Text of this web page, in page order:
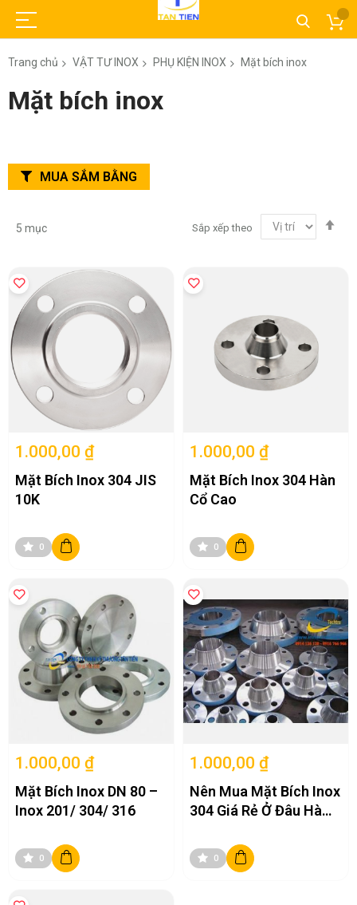
Trang chủ VẬT TƯ INOX PHỤ KIỆN INOX Mặt bích inox
Mặt bích inox
5 mục Sắp xếp theo
1.000,00 ₫
Mặt Bích Inox 304 JIS
10K
0
1.000,00 ₫
Mặt Bích Inox 304 Hàn
Cổ Cao
0
1.000,00 ₫
Mặt Bích Inox DN 80 –
Inox 201/ 304/ 316
0
1.000,00 ₫
Nên Mua Mặt Bích Inox
304 Giá Rẻ Ở Đâu Hà
0
MUA SẮM BẰNG